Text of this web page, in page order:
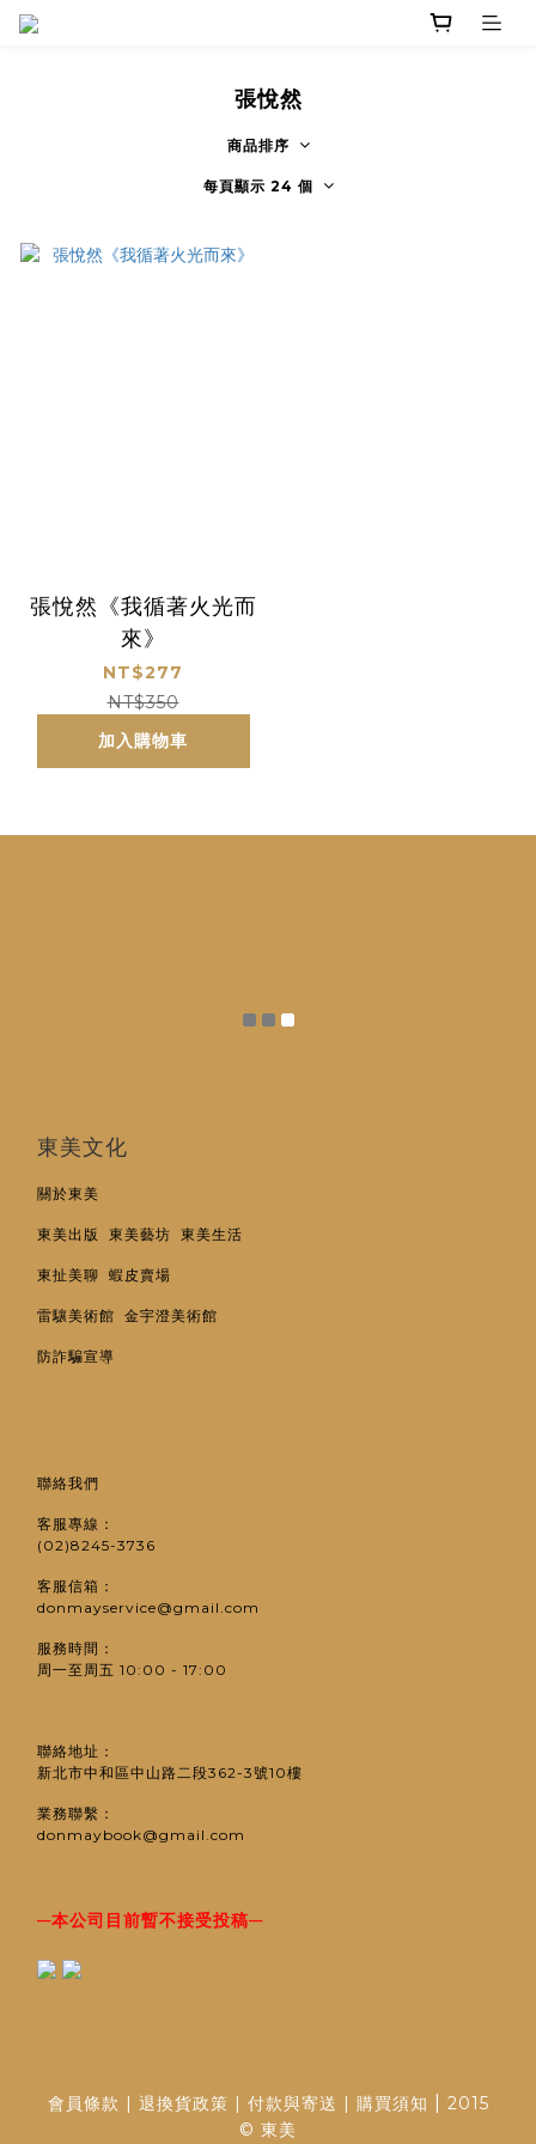
張悅然
商品排序
每頁顯示 24 個
張悅然《我循著火光而
來》
NT$277
NT$350
加入購物車
東美文化
關於東美
東美出版 東美藝坊 東美生活
東扯美聊 蝦皮賣場
雷驤美術館 金宇澄美術館
防詐騙宣導
聯絡我們
客服專線：
(02)8245-3736
客服信箱：
donmayservice@gmail.com
服務時間：
周一至周五 10:00 - 17:00
聯絡地址：
新北市中和區中山路二段362-3號10樓
業務聯繫：
donmaybook@gmail.com
─本公司目前暫不接受投稿─
會員條款 | 退換貨政策 | 付款與寄送 | 購買須知
2015
© 東美